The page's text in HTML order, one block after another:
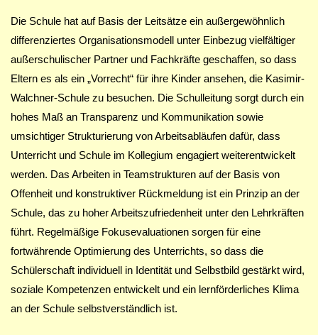
Die Schule hat auf Basis der Leitsätze ein außergewöhnlich
differenziertes Organisationsmodell unter Einbezug vielfältiger
außerschulischer Partner und Fachkräfte geschaffen, so dass
Eltern es als ein „Vorrecht“ für ihre Kinder ansehen, die Kasimir-
Walchner-Schule zu besuchen. Die Schulleitung sorgt durch ein
hohes Maß an Transparenz und Kommunikation sowie
umsichtiger Strukturierung von Arbeitsabläufen dafür, dass
Unterricht und Schule im Kollegium engagiert weiterentwickelt
werden. Das Arbeiten in Teamstrukturen auf der Basis von
Offenheit und konstruktiver Rückmeldung ist ein Prinzip an der
Schule, das zu hoher Arbeitszufriedenheit unter den Lehrkräften
führt. Regelmäßige Fokusevaluationen sorgen für eine
fortwährende Optimierung des Unterrichts, so dass die
Schülerschaft individuell in Identität und Selbstbild gestärkt wird,
soziale Kompetenzen entwickelt und ein lernförderliches Klima
an der Schule selbstverständlich ist.